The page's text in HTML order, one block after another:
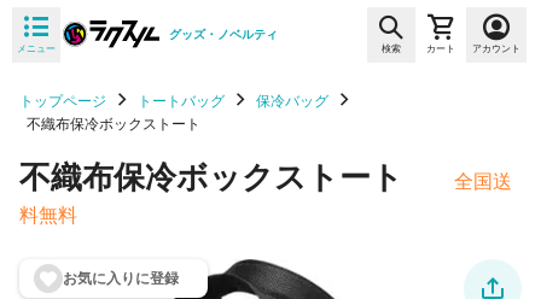
メニュー
グッズ・ノベルティ
検索 カート アカウント
トップページ トートバッグ
保冷バッグ
不織布保冷ボックストート
不織布保冷ボックストート
全国送
料無料
お気に入りに登録